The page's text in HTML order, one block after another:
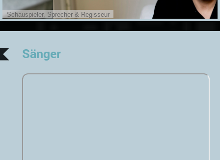
Schauspieler, Sprecher & Regisseur
Sänger